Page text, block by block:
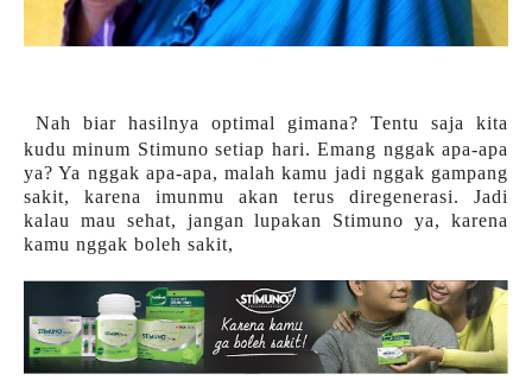
Nah biar hasilnya optimal gimana? Tentu saja kita
kudu minum Stimuno setiap hari. Emang nggak apa-apa
ya? Ya nggak apa-apa, malah kamu jadi nggak gampang
sakit, karena imunmu akan terus diregenerasi. Jadi
kalau mau sehat, jangan lupakan Stimuno ya, karena
kamu nggak boleh sakit,